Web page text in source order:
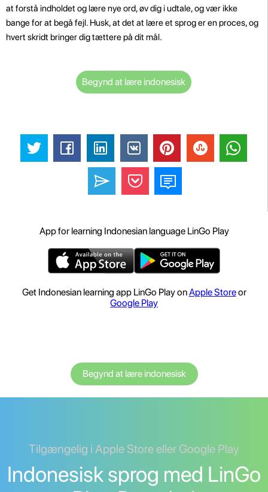
at forstå indholdet og lære nye ord, øv dig i udtale, og vær ikke
bange for at begå fejl. Husk, at det at lære et sprog er en proces, og
hvert skridt bringer dig tættere på dit mål.
Begynd at lære indonesisk
App for learning Indonesian language LinGo Play
Get Indonesian learning app LinGo Play onApple Storeor
Google Play
Begynd at lære indonesisk
Tilgængelig i Apple Store eller Google Play
Indonesisk sprog med LinGo